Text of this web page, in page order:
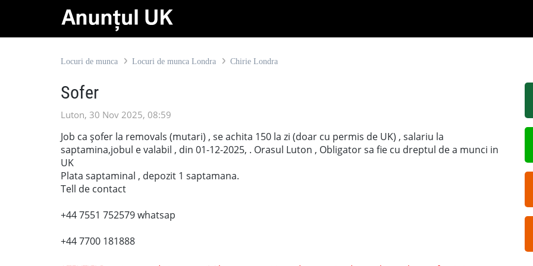
Locuri de munca Locuri de munca Londra Chirie Londra
Sofer
Luton, 30 Nov 2025, 08:59
Job ca șofer la removals (mutari) , se achita 150 la zi (doar cu permis de UK) , salariu la
saptamina,jobul e valabil , din 01-12-2025, . Orasul Luton , Obligator sa fie cu dreptul de a munci in
UK
Plata saptaminal , depozit 1 saptamana.
Tell de contact
+44 7551 752579 whatsap
+44 7700 181888